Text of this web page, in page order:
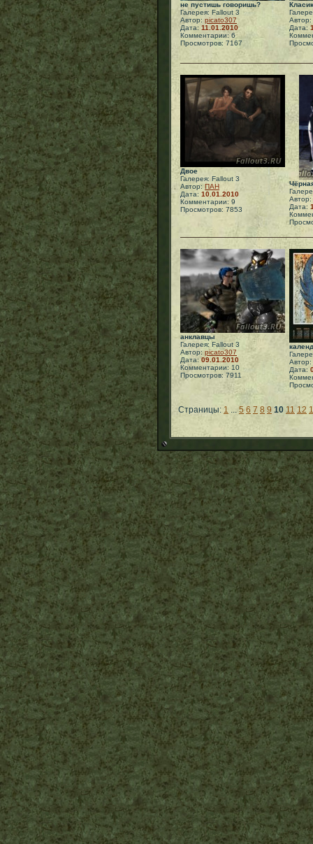
не пустишь говоришь?
Галерея: Fallout 3
Автор: picato307
Дата: 11.01.2010
Комментарии: 6
Просмотров: 7167
Автор:
Дата:
Двое
Галерея: Fallout 3
Автор: ПАН
Дата: 10.01.2010
Комментарии: 9
Просмотров: 7853
Автор:
Дата:
анклавцы
Галерея: Fallout 3
Автор:picato307
Дата: 09.01.2010
Комментарии: 10
Просмотров: 7911
Автор:
Дата:
Страницы: 1 ... 5 6 7 8 9 10 11 12